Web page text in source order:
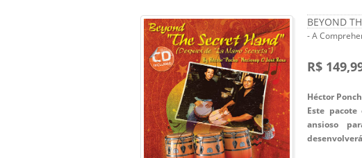
BEYOND
- A
R$
Héctor
Este
ansioso